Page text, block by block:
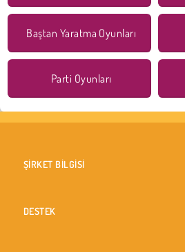
Baştan Yaratma Oyunları
Parti Oyunları
ŞİRKET BİLGİSİ
DESTEK